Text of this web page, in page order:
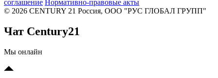
соглашение Нормативно-правовые акты
© 2026 CENTURY 21 Россия, ООО "РУС ГЛОБАЛ ГРУПП"
Чат Century21
Мы онлайн